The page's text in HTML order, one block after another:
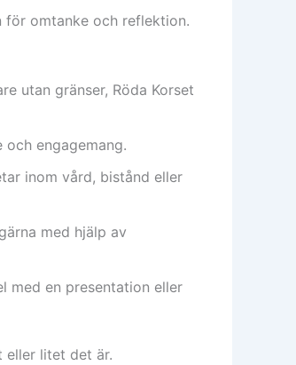
för omtanke och reflektion.
utan gränser, Röda Korset
engagemang.
inom vård, bistånd eller
med hjälp av
med en presentation eller
eller litet det är.